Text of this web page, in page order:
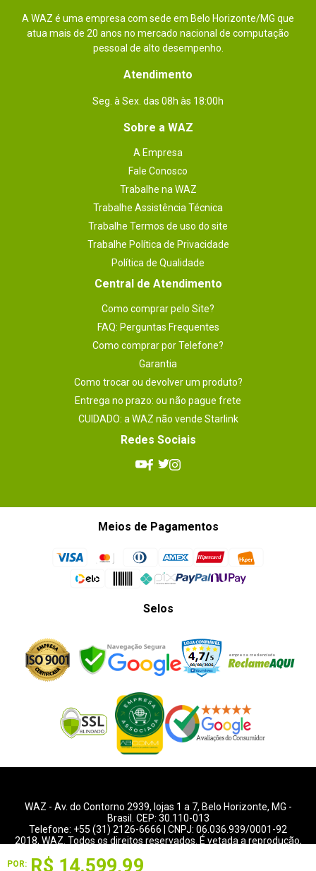
POR: R$ 14.599,99
A WAZ é uma empresa com sede em Belo Horizonte/MG que
atua mais de 20 anos no mercado nacional de computação
pessoal de alto desempenho.
Atendimento
Seg. à Sex. das 08h às 18:00h
Sobre a WAZ
A Empresa
Fale Conosco
Trabalhe na WAZ
Trabalhe Assistência Técnica
Trabalhe Termos de uso do site
Trabalhe Política de Privacidade
Política de Qualidade
Central de Atendimento
Como comprar pelo Site?
FAQ: Perguntas Frequentes
Como comprar por Telefone?
Garantia
Como trocar ou devolver um produto?
Entrega no prazo: ou não pague frete
CUIDADO: a WAZ não vende Starlink
Redes Sociais
Meios de Pagamentos
Selos
WAZ - Av. do Contorno 2939, lojas 1 a 7, Belo Horizonte, MG -
Brasil. CEP: 30.110-013
Telefone: +55 (31) 2126-6666 | CNPJ: 06.036.939/0001-92
2018, WAZ. Todos os direitos reservados. É vetada a reprodução,
Guardamos as estatísticas de visitas para melhorar sua